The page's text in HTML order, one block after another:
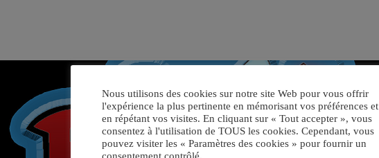
Nous utilisons des cookies sur notre site Web pour vous offrir
l'expérience la plus pertinente en mémorisant vos préférences et
en répétant vos visites. En cliquant sur « Tout accepter », vous
consentez à l'utilisation de TOUS les cookies. Cependant, vous
pouvez visiter les « Paramètres des cookies » pour fournir un